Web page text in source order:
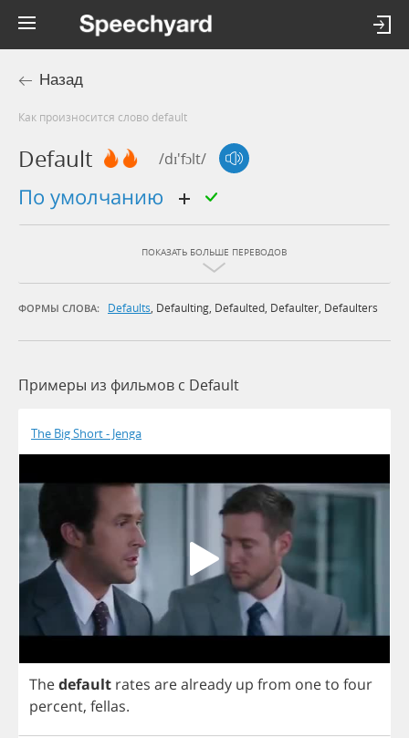
Назад
Как произносится слово default
Default /dɪ'fɔlt/
по умолчанию
ПОКАЗАТЬ БОЛЬШЕ ПЕРЕВОДОВ
ФОРМЫ СЛОВА: Defaults, Defaulting, Defaulted, Defaulter, Defaulters
Примеры из фильмов c Default
The Big Short - Jenga
Thedefault rates arealready up from oneto four
percent, fellas.